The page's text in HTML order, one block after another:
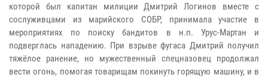
которой был капитан милиции Дмитрий Логинов вместе с
сослуживцами из марийского СОБР, принимала участие в
мероприятиях по поиску бандитов в н.п. Урус-Мартан и
подверглась нападению. При взрыве фугаса Дмитрий получил
тяжёлое ранение, но мужественный спецназовец продолжал
вести огонь, помогая товарищам покинуть горящую машину, и в